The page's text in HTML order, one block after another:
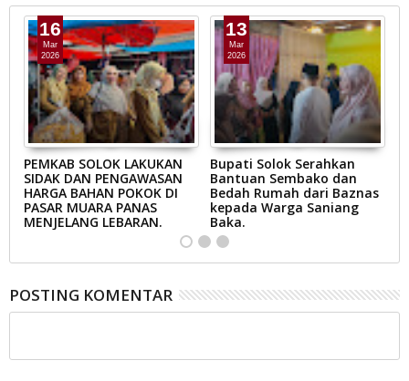
16
Mar
2026
PEMKAB SOLOK LAKUKAN
SIDAK DAN PENGAWASAN
HARGA BAHAN POKOK DI
PASAR MUARA PANAS
MENJELANG LEBARAN.
13
Mar
2026
Bupati Solok Serahkan
Bantuan Sembako dan
Bedah Rumah dari Baznas
kepada Warga Saniang
Baka.
POSTING KOMENTAR